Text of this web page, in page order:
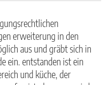
erweiterung in den
aus und gräbt sich in
ein. entstanden ist ein
und küche, der